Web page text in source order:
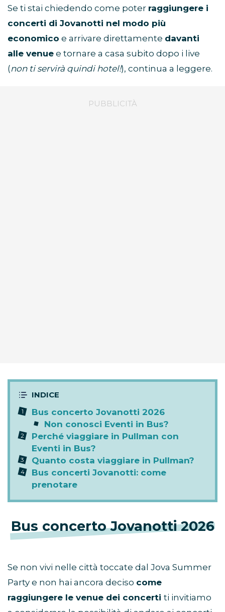
Se ti stai chiedendo come poter raggiungere i
concerti di Jovanotti nel modo più
economico e arrivare direttamente davanti
alle venue e tornare a casa subito dopo i live
(non ti servirà quindi hotel!), continua a leggere.
Bus concerto Jovanotti 2026
Non conosci Eventi in Bus?
Perché viaggiare in Pullman con
Eventi in Bus?
Quanto costa viaggiare in Pullman?
Bus concerti Jovanotti: come
prenotare
Bus concerto Jovanotti 2026
Se non vivi nelle città toccate dal Jova Summer
Party e non hai ancora deciso come
raggiungere le venue dei concerti ti invitiamo